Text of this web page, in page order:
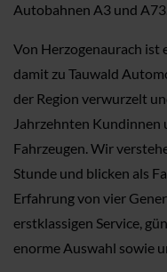
Autobahnen A3 und
Von Herzogenaurach ist
damit zu Tauwald
der Region verwurzelt
Jahrzehnten Kundinnen
Fahrzeugen. Wir
Stunde und blicken als
Erfahrung von vier
erstklassigen Service,
enorme Auswahl sowie